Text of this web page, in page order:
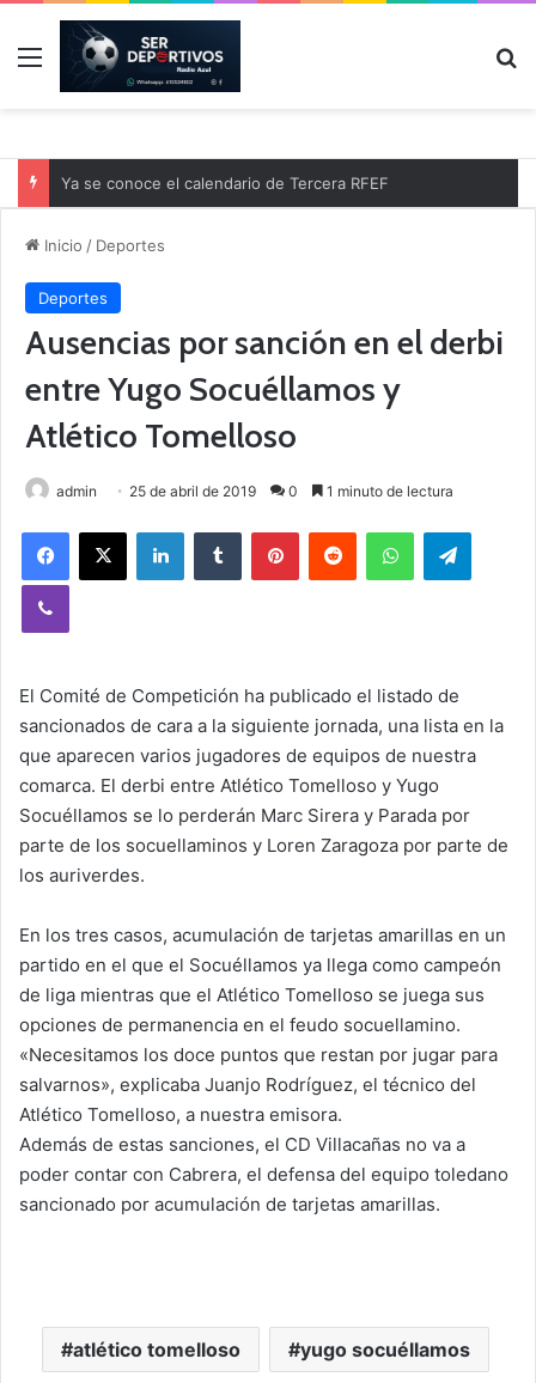
Menú
Ya se conoce el calendario de Tercera RFEF
Inicio / Deportes
Deportes
Ausencias por sanción en el derbi
entre Yugo Socuéllamos y
Atlético Tomelloso
admin 25 de abril de 2019 0 1 minuto de lectura
El Comité de Competición ha publicado el listado de
sancionados de cara a la siguiente jornada, una lista en la
que aparecen varios jugadores de equipos de nuestra
comarca. El derbi entre Atlético Tomelloso y Yugo
Socuéllamos se lo perderán Marc Sirera y Parada por
parte de los socuellaminos y Loren Zaragoza por parte de
los auriverdes.
En los tres casos, acumulación de tarjetas amarillas en un
partido en el que el Socuéllamos ya llega como campeón
de liga mientras que el Atlético Tomelloso se juega sus
opciones de permanencia en el feudo socuellamino.
«Necesitamos los doce puntos que restan por jugar para
salvarnos», explicaba Juanjo Rodríguez, el técnico del
Atlético Tomelloso, a nuestra emisora.
Además de estas sanciones, el CD Villacañas no va a
poder contar con Cabrera, el defensa del equipo toledano
sancionado por acumulación de tarjetas amarillas.
atlético tomelloso yugo socuéllamos